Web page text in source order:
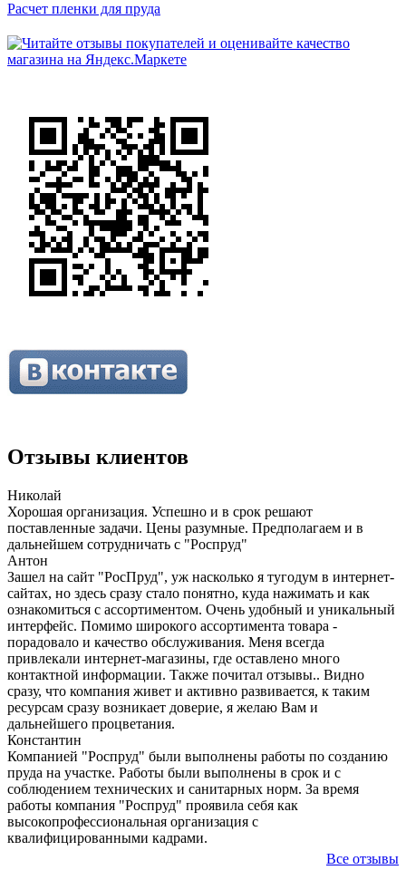
Расчет пленки для пруда
Отзывы клиентов
Николай
Хорошая организация. Успешно и в срок решают
поставленные задачи. Цены разумные. Предполагаем и в
дальнейшем сотрудничать с "Роспруд"
Антон
Зашел на сайт "РосПруд", уж насколько я тугодум в интернет-
сайтах, но здесь сразу стало понятно, куда нажимать и как
ознакомиться с ассортиментом. Очень удобный и уникальный
интерфейс. Помимо широкого ассортимента товара -
порадовало и качество обслуживания. Меня всегда
привлекали интернет-магазины, где оставлено много
контактной информации. Также почитал отзывы.. Видно
сразу, что компания живет и активно развивается, к таким
ресурсам сразу возникает доверие, я желаю Вам и
дальнейшего процветания.
Константин
Компанией "Роспруд" были выполнены работы по созданию
пруда на участке. Работы были выполнены в срок и с
соблюдением технических и санитарных норм. За время
работы компания "Роспруд" проявила себя как
высокопрофессиональная организация с
квалифицированными кадрами.
Все отзывы